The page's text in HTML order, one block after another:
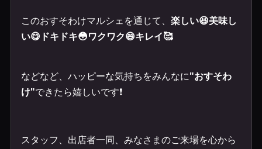
このおすそわけマルシェを通じて、 楽しい😆美味し
い😋ドキドキ😳ワクワク😄キレイ🥰
などなど、ハッピーな気持ちをみんなに"おすそわ
け"できたら嬉しいです❗️
スタッフ、出店者一同、みなさまのご来場を心から